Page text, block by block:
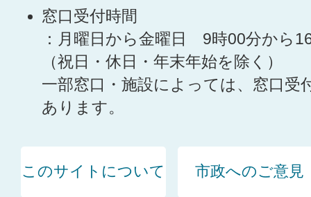
窓口受付時間
：月曜日から金曜日 9時00分から
（祝日・休日・年末年始を除く）
一部窓口・施設によっては、窓口受
あります。
このサイトについて 市政へのご意見